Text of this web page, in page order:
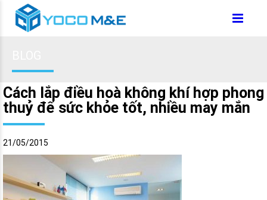
Cách lắp điều hoà không khí hợp phong
thuỷ để sức khỏe tốt, nhiều may mắn
21/05/2015